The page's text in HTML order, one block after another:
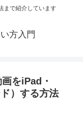
まで紹介しています
方入門
をiPad・
）する方法